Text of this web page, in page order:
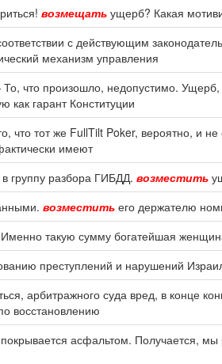
возмещать ущерб? Какая
с действующим
механизм управления
что произошло, недопустимо.
как гарант Конституции
тот же FullTilt Poker, вероятно, и не
имеют
группу разбора ГИБДД. возместить
возместить его держателю
такую сумму богатейшая
преступлений и нарушений
арбитражного суда вред, в конце
восстановлению
асфальтом. Получается,